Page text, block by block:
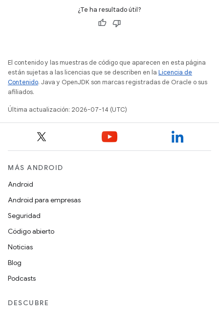
¿Te ha resultado útil?
El contenido y las muestras de código que aparecen en esta página
están sujetas a las licencias que se describen en la Licencia de
Contenido. Java y OpenJDK son marcas registradas de Oracle o sus
afiliados.
Última actualización: 2026-07-14 (UTC)
MÁS ANDROID
Android
Android para empresas
Seguridad
Código abierto
Noticias
Blog
Podcasts
DESCUBRE